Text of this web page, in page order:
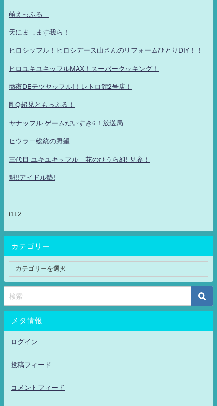
萌えっふる！
天にまします我ら！
ヒロシッフル！ヒロシデース山さんのリフォームひとりDIY！！
ヒロユキユキッフルMAX！スーパークッキング！
徹夜DEテツヤッフル!！レトロ館2号店！
剛Q超児ともっふる！
ヤナッフル ゲームだいすき6！放送局
ヒウラー総統の野望
三代目 ユキユキッフル 花のひうら組! 見参！
魁!!アイドル塾!
t112
カテゴリー
メタ情報
ログイン
投稿フィード
コメントフィード